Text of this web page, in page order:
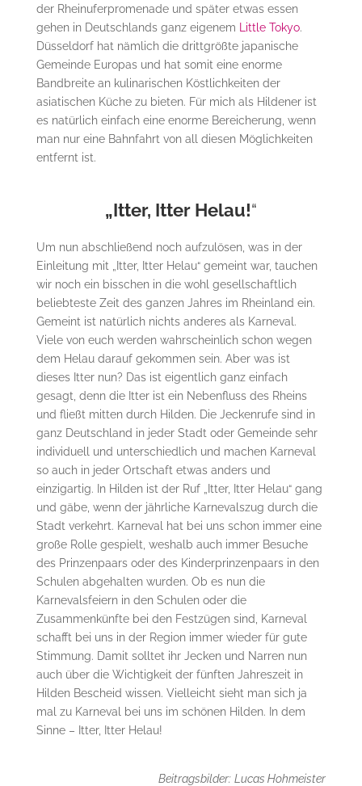
der Rheinuferpromenade und später etwas essen
gehen in Deutschlands ganz eigenem
Little Tokyo.
Düsseldorf hat nämlich die drittgrößte japanische
Gemeinde Europas und hat somit eine enorme
Bandbreite an kulinarischen Köstlichkeiten der
asiatischen Küche zu bieten. Für mich als Hildener ist
es natürlich einfach eine enorme Bereicherung, wenn
man nur eine Bahnfahrt von all diesen Möglichkeiten
entfernt ist.
„Itter, Itter Helau!“
Um nun abschließend noch aufzulösen, was in der
Einleitung mit „Itter, Itter Helau“ gemeint war, tauchen
wir noch ein bisschen in die wohl gesellschaftlich
beliebteste Zeit des ganzen Jahres im Rheinland ein.
Gemeint ist natürlich nichts anderes als Karneval.
Viele von euch werden wahrscheinlich schon wegen
dem Helau darauf gekommen sein. Aber was ist
dieses Itter nun? Das ist eigentlich ganz einfach
gesagt, denn die Itter ist ein Nebenfluss des Rheins
und fließt mitten durch Hilden. Die Jeckenrufe sind in
ganz Deutschland in jeder Stadt oder Gemeinde sehr
individuell und unterschiedlich und machen Karneval
so auch in jeder Ortschaft etwas anders und
einzigartig. In Hilden ist der Ruf „Itter, Itter Helau“ gang
und gäbe, wenn der jährliche Karnevalszug durch die
Stadt verkehrt. Karneval hat bei uns schon immer eine
große Rolle gespielt, weshalb auch immer Besuche
des Prinzenpaars oder des Kinderprinzenpaars in den
Schulen abgehalten wurden. Ob es nun die
Karnevalsfeiern in den Schulen oder die
Zusammenkünfte bei den Festzügen sind, Karneval
schafft bei uns in der Region immer wieder für gute
Stimmung. Damit solltet ihr Jecken und Narren nun
auch über die Wichtigkeit der fünften Jahreszeit in
Hilden Bescheid wissen. Vielleicht sieht man sich ja
mal zu Karneval bei uns im schönen Hilden. In dem
Sinne – Itter, Itter Helau!
Beitragsbilder: Lucas Hohmeister